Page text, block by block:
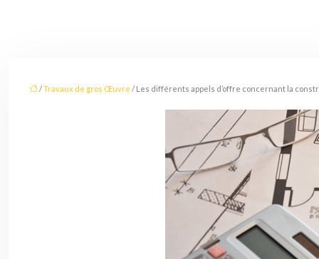
/Travaux de gros Œuvre / Les différents appels d’offre concernant la